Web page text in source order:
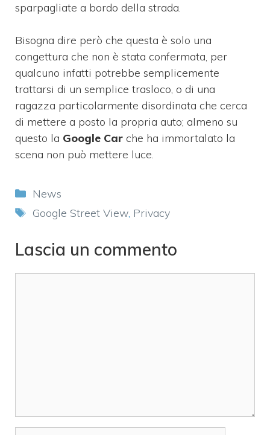
sparpagliate a bordo della strada.
Bisogna dire però che questa è solo una
congettura che non è stata confermata, per
qualcuno infatti potrebbe semplicemente
trattarsi di un semplice trasloco, o di una
ragazza particolarmente disordinata che cerca
di mettere a posto la propria auto; almeno su
questo la Google Car che ha immortalato la
scena non può mettere luce.
Categorie
News
Tag
Google Street View, Privacy
Lascia un commento